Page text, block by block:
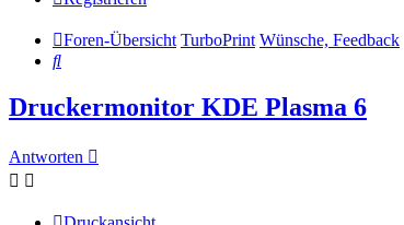
Foren-Übersicht TurboPrint Wünsche, Feedback
Suche
Druckermonitor KDE Plasma 6
Antworten